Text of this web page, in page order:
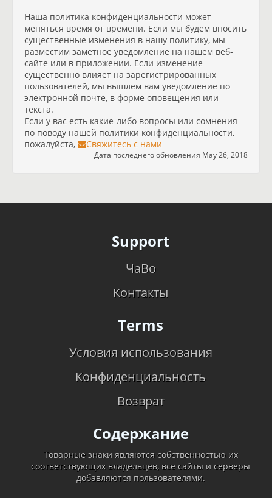
Наша политика конфиденциальности может
меняться время от времени. Если мы будем вносить
существенные изменения в нашу политику, мы
разместим заметное уведомление на нашем веб-
сайте или в приложении. Если изменение
существенно влияет на зарегистрированных
пользователей, мы вышлем вам уведомление по
электронной почте, в форме оповещения или
текста.
Если у вас есть какие-либо вопросы или сомнения
по поводу нашей политики конфиденциальности,
пожалуйста,
Свяжитесь с нами
Дата последнего обновления May 26, 2018
Support
ЧаВо
Контакты
Terms
Условия использования
Конфиденциальность
Возврат
Содержание
Товарные знаки являются собственностью их
соответствующих владельцев, все сайты и серверы
добавляются пользователями.